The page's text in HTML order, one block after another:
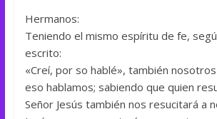
Hermanos:
Teniendo el mismo espíritu de fe,
escrito:
«Creí, por so hablé», también
eso hablamos; sabiendo que quien
Señor Jesús también nos resucitará a